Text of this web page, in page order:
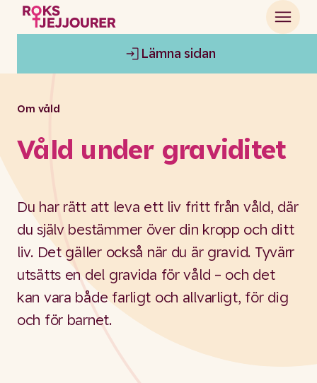
Lämna sidan
Om våld
Våld under graviditet
Du har rätt att leva ett liv fritt från våld, där
du själv bestämmer över din kropp och ditt
liv. Det gäller också när du är gravid. Tyvärr
utsätts en del gravida för våld – och det
kan vara både farligt och allvarligt, för dig
och för barnet.